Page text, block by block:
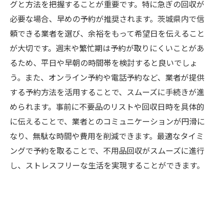
グと方法を把握することが重要です。特に急ぎの回収が
必要な場合、早めの予約が推奨されます。茨城県内で信
頼できる業者を選び、余裕をもって希望日を伝えること
が大切です。週末や繁忙期は予約が取りにくいことがあ
るため、平日や早朝の時間帯を検討すると良いでしょ
う。また、オンライン予約や電話予約など、業者が提供
する予約方法を活用することで、スムーズに手続きが進
められます。事前に不要品のリストや回収日時を具体的
に伝えることで、業者とのコミュニケーションが円滑に
なり、無駄な時間や費用を削減できます。最適なタイミ
ングで予約を取ることで、不用品回収がスムーズに進行
し、ストレスフリーな生活を実現することができます。